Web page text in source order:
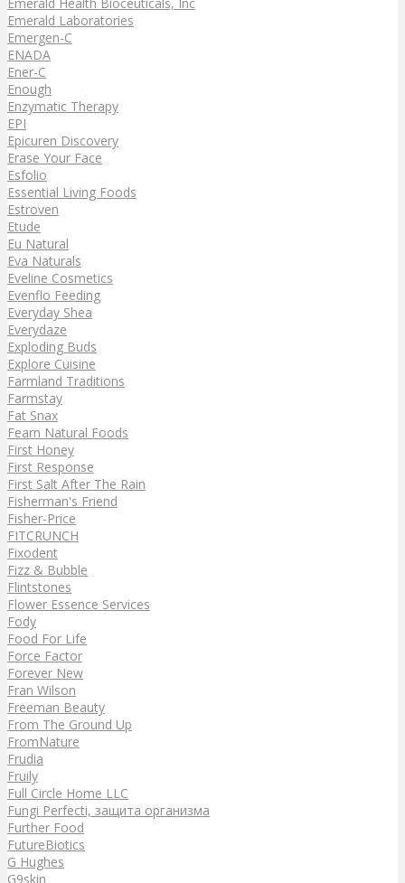
Emerald Laboratories
Emergen-C
ENADA
Ener-C
Enough
Enzymatic Therapy
EPI
Epicuren Discovery
Erase Your Face
Esfolio
Essential Living Foods
Estroven
Etude
Eu Natural
Eva Naturals
Eveline Cosmetics
Evenflo Feeding
Everyday Shea
Everydaze
Exploding Buds
Explore Cuisine
Farmland Traditions
Farmstay
Fat Snax
Fearn Natural Foods
First Honey
First Response
First Salt After The Rain
Fisherman's Friend
Fisher-Price
FITCRUNCH
Fixodent
Fizz & Bubble
Flintstones
Flower Essence Services
Fody
Food For Life
Force Factor
Forever New
Fran Wilson
Freeman Beauty
From The Ground Up
FromNature
Frudia
Fruily
Full Circle Home LLC
Fungi Perfecti, защита организма
Further Food
FutureBiotics
G Hughes
G9skin